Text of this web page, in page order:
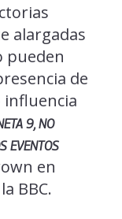
alargadas
pueden
de
influencia
9, NO
EVENTOS
en
BBC.